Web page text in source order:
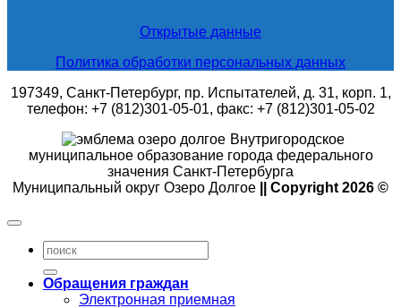
Открытые данные
Политика обработки персональных данных
197349, Санкт-Петербург, пр. Испытателей, д. 31, корп. 1,
телефон: +7 (812)301-05-01, факс: +7 (812)301-05-02
Внутригородское
муниципальное образование города федерального
значения Санкт-Петербурга
Муниципальный округ Озеро Долгое
|| Copyright 2026 ©
Обращения граждан
Электронная приемная